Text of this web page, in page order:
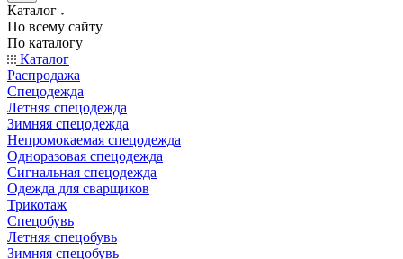
Каталог
По всему сайту
По каталогу
Каталог
Распродажа
Спецодежда
Летняя спецодежда
Зимняя спецодежда
Непромокаемая спецодежда
Одноразовая спецодежда
Сигнальная спецодежда
Одежда для сварщиков
Трикотаж
Спецобувь
Летняя спецобувь
Зимняя спецобувь